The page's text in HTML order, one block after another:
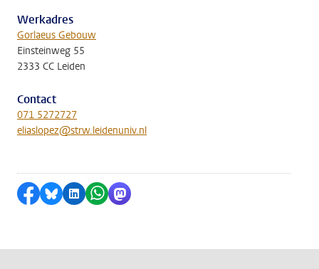
Werkadres
Gorlaeus Gebouw
Einsteinweg 55
2333 CC Leiden
Contact
071 5272727
eliaslopez@strw.leidenuniv.nl
Delen op Facebook
Delen via Bluesky
Delen op LinkedIn
Delen via WhatsApp
Delen via Mastodon